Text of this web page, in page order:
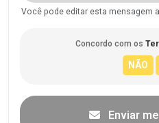
Você pode editar esta mensagem
Concordo com os
Enviar